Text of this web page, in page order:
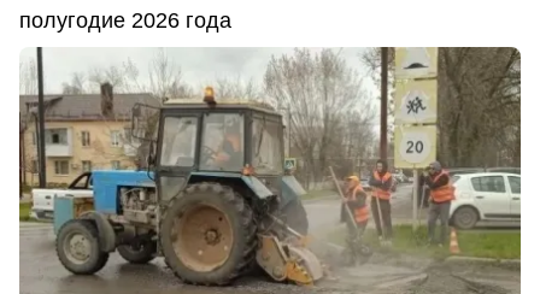
полугодие 2026 года